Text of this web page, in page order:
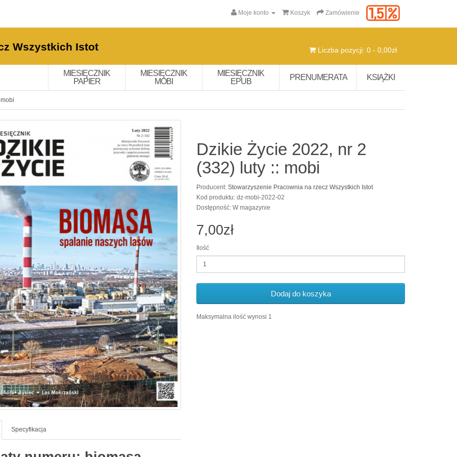
Moje konto Koszyk Zamówienie
Wszystkich Istot Liczba pozycji: 0 - 0,00zł
MIESIĘCZNIK
PAPIER
MIESIĘCZNIK
MOBI
MIESIĘCZNIK
EPUB
PRENUMERATA KSIĄŻKI
Specyfikacja
Dzikie Życie 2022, nr 2
(332) luty :: mobi
Producent:Stowarzyszenie Pracownia na rzecz Wszystkich Istot
Kod produktu: dz-mobi-2022-02
Dostępność: W magazynie
7,00zł
Ilość
Dodaj do koszyka
Maksymalna ilość wynosi 1